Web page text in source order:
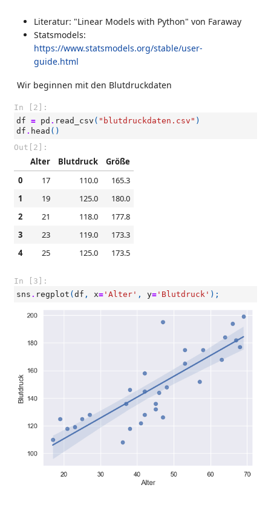
Literatur: "Linear Models with Python" von Faraway
Statsmodels:
https://www.statsmodels.org/stable/user-
guide.html
Wir beginnen mit den Blutdruckdaten
In [2]:
df = pd . read_csv ( "blutdruckdaten.csv" )
df . head ()
Out[2]:
Alter Blutdruck
Größe
0
17 110.0
165.3
1
19 125.0
180.0
2
21 118.0
177.8
3
23 119.0
173.3
4
25 125.0 173.5
In [3]:
sns . regplot ( df , x= 'Alter' , y= 'Blutdruck' );